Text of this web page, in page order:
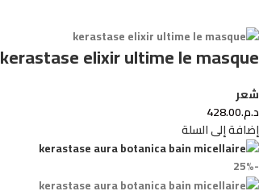
kerastase elixir ultime le masque
شعر
د.م.428.00
إضافة إلى السلة
-25%